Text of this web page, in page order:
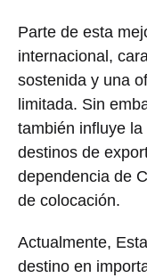
Parte de esta
internacional,
sostenida y una
limitada. Sin
también influye
destinos de
dependencia de
de colocación.
Actualmente,
destino en